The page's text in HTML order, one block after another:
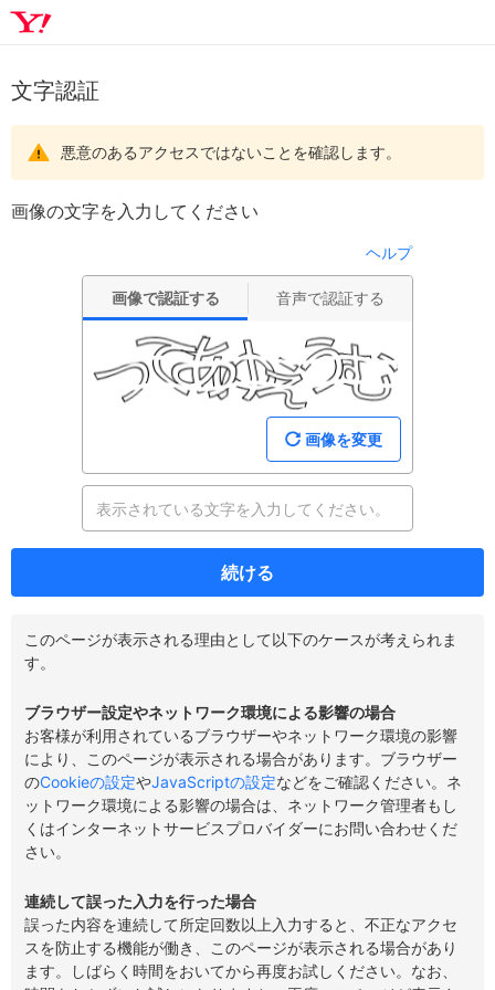
文字認証
悪意のあるアクセスではないことを確認します。
画像の文字を入力してください
ヘルプ
画像で認証する 音声で認証する
画像を変更
続ける
このページが表示される理由として以下のケースが考えられま
す。
ブラウザー設定やネットワーク環境による影響の場合
お客様が利用されているブラウザーやネットワーク環境の影響
により、このページが表示される場合があります。ブラウザー
のCookieの設定やJavaScriptの設定などをご確認ください。ネ
ットワーク環境による影響の場合は、ネットワーク管理者もし
くはインターネットサービスプロバイダーにお問い合わせくだ
さい。
連続して誤った入力を行った場合
誤った内容を連続して所定回数以上入力すると、不正なアクセ
スを防止する機能が働き、このページが表示される場合があり
ます。しばらく時間をおいてから再度お試しください。なお、